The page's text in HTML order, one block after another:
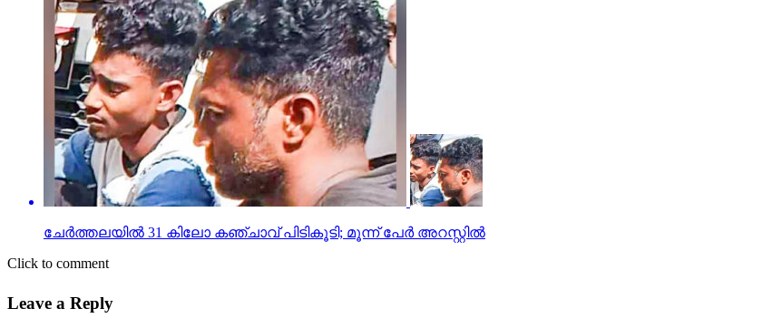
ചേര്‍ത്തലയില്‍ 31 കിലോ കഞ്ചാവ് പിടികൂടി; മൂന്ന് പേര്‍ അറസ്റ്റില്‍
Click to comment
Leave a Reply